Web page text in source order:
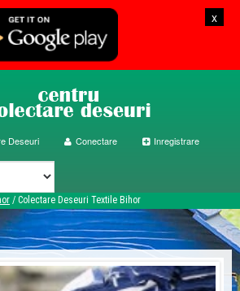
x
Deseuri Conectare Inregistrare
/ Colectare Deseuri Textile Bihor